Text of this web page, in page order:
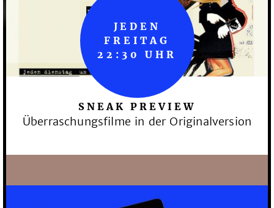
SNEAK PREVIEW
Überraschungsfilme in der Originalversion
JEDEN
FREITAG
22:30 UHR